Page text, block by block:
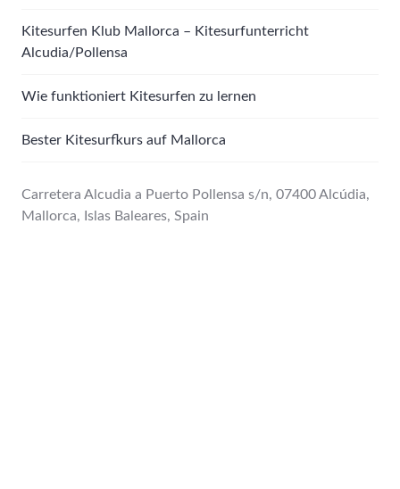
Kitesurfen Klub Mallorca – Kitesurfunterricht
Alcudia/Pollensa
Wie funktioniert Kitesurfen zu lernen
Bester Kitesurfkurs auf Mallorca
Carretera Alcudia a Puerto Pollensa s/n, 07400 Alcúdia,
Mallorca, Islas Baleares, Spain